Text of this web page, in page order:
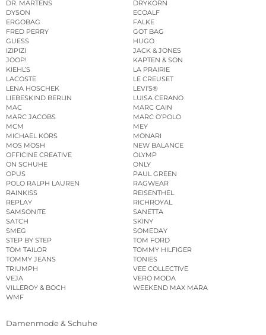
DR. MARTENS
DRYKORN
DYSON
ECOALF
ERGOBAG
FALKE
FRED PERRY
GOT BAG
GUESS
HUGO
IZIPIZI
JACK & JONES
JOOP!
KAPTEN & SON
KIEHL’S
LA PRAIRIE
LACOSTE
LE CREUSET
LENA HOSCHEK
LEVI’S®
LIEBESKIND BERLIN
LUISA CERANO
MAC
MARC CAIN
MARC JACOBS
MARC O’POLO
MCM
MEY
MICHAEL KORS
MONARI
MOS MOSH
NEW BALANCE
OFFICINE CREATIVE
OLYMP
ON SCHUHE
ONLY
OPUS
PAUL GREEN
POLO RALPH LAUREN
RAGWEAR
RAINKISS
REISENTHEL
REPLAY
RICHROYAL
SAMSONITE
SANETTA
SATCH
SKINY
SMEG
SOMEDAY
STEP BY STEP
TOM FORD
TOM TAILOR
TOMMY HILFIGER
TOMMY JEANS
TONIES
TRIUMPH
VEE COLLECTIVE
VEJA
VERO MODA
VILLEROY & BOCH
WEEKEND MAX MARA
WMF
Damenmode & Schuhe